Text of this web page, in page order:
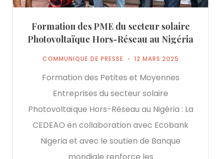
Formation des PME du secteur solaire
Photovoltaïque Hors-Réseau au Nigéria
COMMUNIQUE DE PRESSE 12 MARS 2025
Formation des Petites et Moyennes
Entreprises du secteur solaire
Photovoltaïque Hors-Réseau au Nigéria : La
CEDEAO en collaboration avec Ecobank
Nigeria et avec le soutien de Banque